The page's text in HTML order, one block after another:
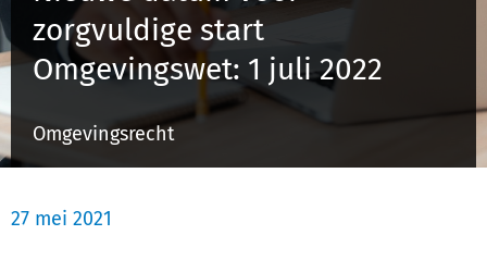
Inloggen
zorgvuldige start
Omgevingswet: 1 juli 2022
Omgevingsrecht
27 mei 2021